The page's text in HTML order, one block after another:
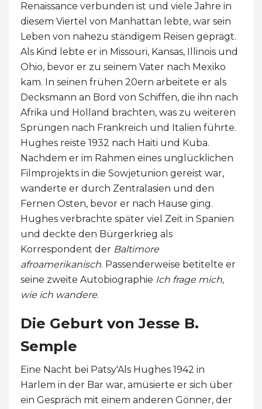
Renaissance verbunden ist und viele Jahre in
diesem Viertel von Manhattan lebte, war sein
Leben von nahezu ständigem Reisen geprägt.
Als Kind lebte er in Missouri, Kansas, Illinois und
Ohio, bevor er zu seinem Vater nach Mexiko
kam. In seinen frühen 20ern arbeitete er als
Decksmann an Bord von Schiffen, die ihn nach
Afrika und Holland brachten, was zu weiteren
Sprüngen nach Frankreich und Italien führte.
Hughes reiste 1932 nach Haiti und Kuba.
Nachdem er im Rahmen eines unglücklichen
Filmprojekts in die Sowjetunion gereist war,
wanderte er durch Zentralasien und den
Fernen Osten, bevor er nach Hause ging.
Hughes verbrachte später viel Zeit in Spanien
und deckte den Bürgerkrieg als
Korrespondent der Baltimore
afroamerikanisch. Passenderweise betitelte er
seine zweite Autobiographie Ich frage mich,
wie ich wandere.
Die Geburt von Jesse B.
Semple
Eine Nacht bei Patsy'Als Hughes 1942 in
Harlem in der Bar war, amüsierte er sich über
ein Gespräch mit einem anderen Gönner, der